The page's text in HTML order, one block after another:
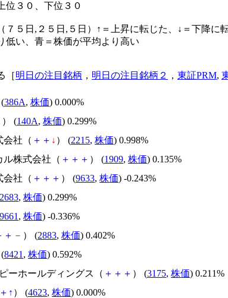
位３０、下位３０
７５日,２５日,５日）↑＝上昇に転じた、↓＝下降に
低い、青＝株価が平均より高い
［明日の注目銘柄 ， 明日の注目銘柄２ ， 東証PRM,
386A, 株価) 0.000%
） (140A, 株価) 0.299%
会社（ ＋ ＋ ↓ ） (2215, 株価) 0.998%
ル株式会社（ ＋ ＋ ＋ ） (1909, 株価) 0.135%
会社（ ＋ ＋ ＋ ） (9633, 株価) -0.243%
2683, 株価) 0.299%
9661 , 株価) -0.336%
＋ － ） (2883, 株価) 0.402%
8421 , 株価) 0.592%
ーホールディングス（ ＋ ＋ ＋ ） (3175, 株価) 0.211%
＋ ↑ ） (4623, 株価) 0.000%